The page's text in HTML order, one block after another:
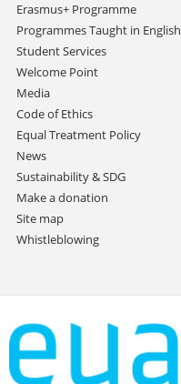
Erasmus+ Programme
Programmes Taught in English
Student Services
Welcome Point
Media
Code of Ethics
Equal Treatment Policy
News
Sustainability & SDG
Make a donation
Site map
Whistleblowing